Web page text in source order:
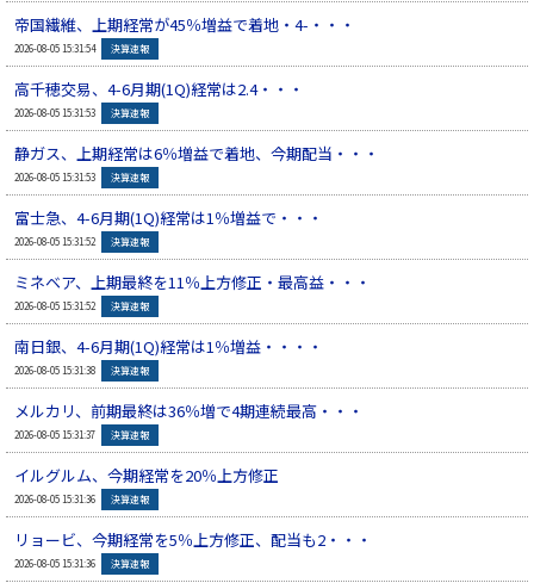
帝国繊維、上期経常が45％増益で着地・4-・・・
2026-08-05 15:31:54 決算速報
高千穂交易、4-6月期(1Q)経常は2.4・・・
2026-08-05 15:31:53 決算速報
静ガス、上期経常は6％増益で着地、今期配当・・・
2026-08-05 15:31:53 決算速報
富士急、4-6月期(1Q)経常は1％増益で・・・
2026-08-05 15:31:52 決算速報
ミネベア、上期最終を11％上方修正・最高益・・・
2026-08-05 15:31:52 決算速報
南日銀、4-6月期(1Q)経常は1％増益・・・・
2026-08-05 15:31:38 決算速報
メルカリ、前期最終は36％増で4期連続最高・・・
2026-08-05 15:31:37 決算速報
イルグルム、今期経常を20％上方修正
2026-08-05 15:31:36 決算速報
リョービ、今期経常を5％上方修正、配当も2・・・
2026-08-05 15:31:36 決算速報